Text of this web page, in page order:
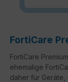
FortiCare
FortiCare
ehemalige
daher für